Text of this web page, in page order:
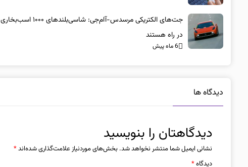
جت‌های الکتریکی مرسدس-آام‌جی: شاسی‌بلندهای ۱۰۰۰ اسب‌بخاری
در راه هستند
6 ماه پیش
دیدگاه ها
دیدگاهتان را بنویسید
نشانی ایمیل شما منتشر نخواهد شد. بخش‌های موردنیاز علامت‌گذاری شده‌اند*
دیدگاه*